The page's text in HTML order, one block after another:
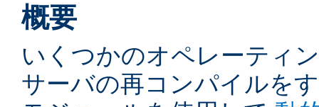
概要
いくつかのオペレーティ
サーバの再コンパイルを